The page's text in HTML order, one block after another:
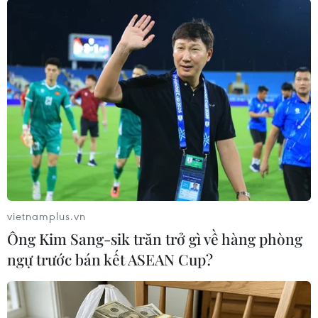
Theo dõi VietnamPlus
TIN LIÊN QUAN
vietnamplus.vn
Ông Kim Sang-sik trăn trở gì về hàng phòng
ngự trước bán kết ASEAN Cup?